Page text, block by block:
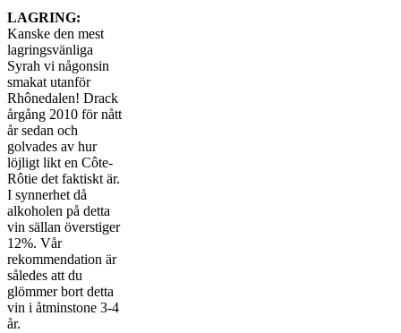
LAGRING:
Kanske den mest
lagringsvänliga
Syrah vi någonsin
smakat utanför
Rhônedalen! Drack
årgång 2010 för nått
år sedan och
golvades av hur
löjligt likt en Côte-
Rôtie det faktiskt är.
I synnerhet då
alkoholen på detta
vin sällan överstiger
12%. Vår
rekommendation är
således att du
glömmer bort detta
vin i åtminstone 3-4
år.